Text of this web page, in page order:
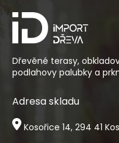
a
Dřevěné terasy,
podlahovy palubky a
Adresa skladu
Kosořice 14, 294 41